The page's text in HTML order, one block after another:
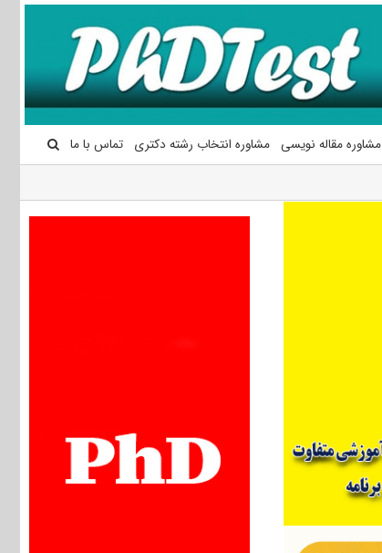
مشاوره مقاله نویسی مشاوره انتخاب رشته دکتری تماس با ما